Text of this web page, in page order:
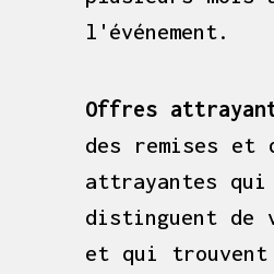
l'événement.
Offres
des remises et
attrayantes qui
distinguent de
et qui trouvent